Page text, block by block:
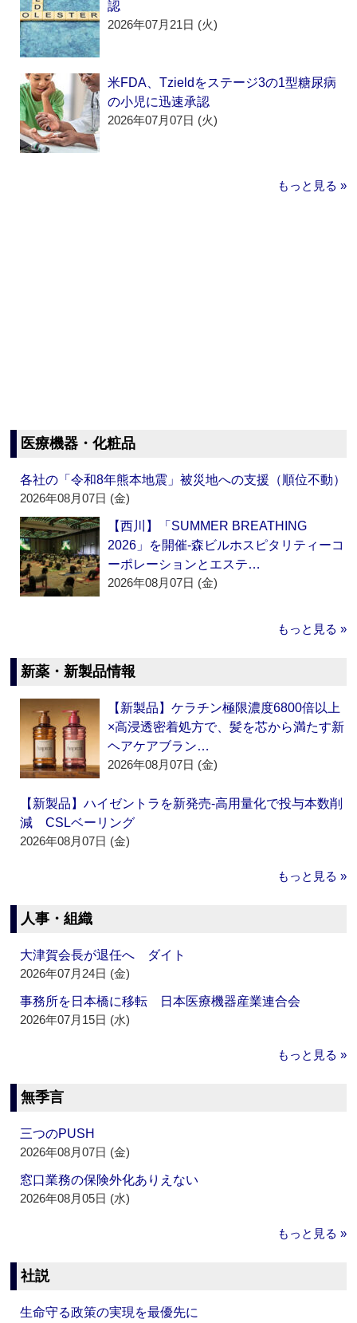
認
2026年07月21日 (火)
米FDA、Tzieldをステージ3の1型糖尿病
の小児に迅速承認
2026年07月07日 (火)
もっと見る »
医療機器・化粧品
各社の「令和8年熊本地震」被災地への支援（順位不動）
2026年08月07日 (金)
【西川】「SUMMER BREATHING
2026」を開催‐森ビルホスピタリティーコ
ーポレーションとエステ…
2026年08月07日 (金)
もっと見る »
新薬・新製品情報
【新製品】ケラチン極限濃度6800倍以上
×高浸透密着処方で、髪を芯から満たす新
ヘアケアブラン…
2026年08月07日 (金)
【新製品】ハイゼントラを新発売‐高用量化で投与本数削
減 CSLベーリング
2026年08月07日 (金)
もっと見る »
人事・組織
大津賀会長が退任へ ダイト
2026年07月24日 (金)
事務所を日本橋に移転 日本医療機器産業連合会
2026年07月15日 (水)
もっと見る »
無季言
三つのPUSH
2026年08月07日 (金)
窓口業務の保険外化ありえない
2026年08月05日 (水)
もっと見る »
社説
生命守る政策の実現を最優先に